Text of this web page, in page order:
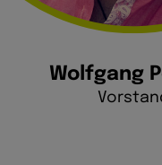
Wolfgang